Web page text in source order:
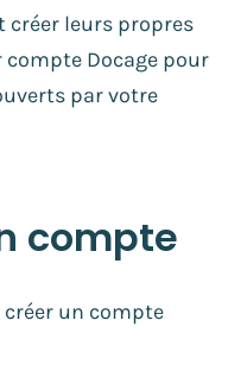
créer leurs propres
Docage pour
par votre
compte
un compte